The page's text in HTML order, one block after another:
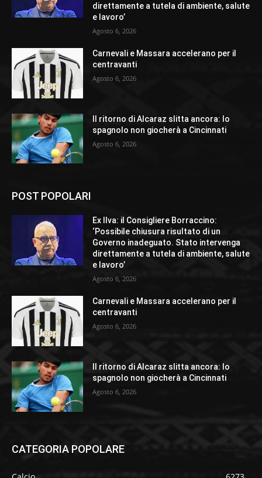
direttamente a tutela di ambiente, salute
e lavoro’
Agosto 6, 2026
Carnevali e Massara accelerano per il
centravanti
Agosto 6, 2026
Il ritorno di Alcaraz slitta ancora: lo
spagnolo non giocherà a Cincinnati
Agosto 6, 2026
POST POPOLARI
Ex Ilva: il Consigliere Borraccino:
‘Possibile chiusura risultato di un
Governo inadeguato. Stato intervenga
direttamente a tutela di ambiente, salute
e lavoro’
Agosto 6, 2026
Carnevali e Massara accelerano per il
centravanti
Agosto 6, 2026
Il ritorno di Alcaraz slitta ancora: lo
spagnolo non giocherà a Cincinnati
Agosto 6, 2026
CATEGORIA POPOLARE